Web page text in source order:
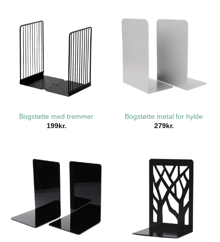
Bogstøtte med tremmer
199kr.
Bogstøtte metal for hylde
279kr.